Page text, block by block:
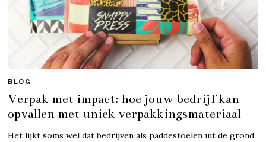
BLOG
Verpak met impact: hoe jouw bedrijf kan
opvallen met uniek verpakkingsmateriaal
Het lijkt soms wel dat bedrijven als paddestoelen uit de grond